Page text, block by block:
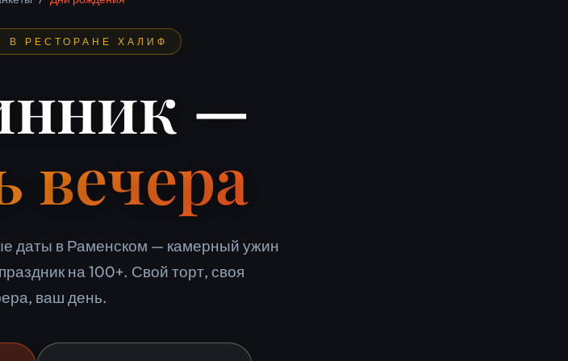
РЕСТОРАНЕ ХАЛИФ
—
вечера
даты в Раменском — камерный ужин
на 100+. Свой торт, своя
ваш день.